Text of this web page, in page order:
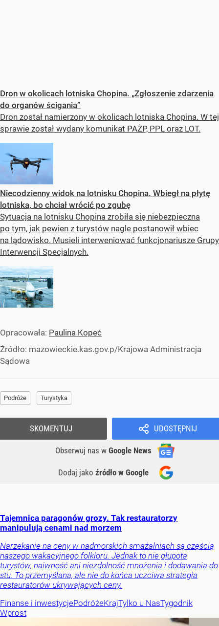
Dron w okolicach lotniska Chopina. „Zgłoszenie zdarzenia
do organów ścigania”
Dron został namierzony w okolicach lotniska Chopina. W tej
sprawie został wydany komunikat PAŻP, PPL oraz LOT.
Niecodzienny widok na lotnisku Chopina. Wbiegł na płytę
lotniska, bo chciał wrócić po zgubę
Sytuacja na lotnisku Chopina zrobiła się niebezpieczna
po tym, jak pewien z turystów nagle postanowił wbiec
na lądowisko. Musieli interweniować funkcjonariusze Grupy
Interwencji Specjalnych.
Opracowała: Paulina Kopeć
Źródło: mazowieckie.kas.gov.p/Krajowa Administracja
Sądowa
Podróże Turystyka
UDOSTĘPNIJ
Obserwuj nas w Google News
Dodaj jako źródło w Google
SKOMENTUJ
Tajemnica paragonów grozy. Tak restauratorzy
manipulują cenami nad morzem
Narzekanie na ceny w nadmorskich smażalniach są częścią
naszego wakacyjnego folkloru. Jednak to nie głupota
turystów, naiwność ani niezdolność mnożenia i dodawania do
stu. To przemyślana, ale nie do końca uczciwa strategia
restauratorów ukrywających ceny.
Finanse i inwestycjePodróżeKrajTylko u NasTygodnik
Wprost